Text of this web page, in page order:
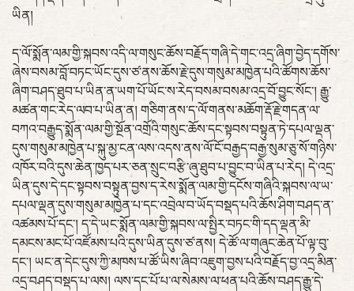
ཡིན།
ད་ལོ་སྨོན་ལམ་གྱི་སྐབས་འདི་ལ་གསུང་ཆོས་བརྗོད་གཞི་དེ་གང་འདྲ་ཞིག་བྱེད་དགོས་
ཞེས་བསམ་བློ་བཏང་ཡོང་དུས་ཙ་ནས་ཆོས་རྗེ་དུས་གསུམ་མཁྱེན་པའི་ཚོགས་ཆོས་
ཞིག་བཤད་ཐུབ་པ་ཡིན་ན་ཡག་པོ་ཡོང་ས་རེད་བསམ་བསམ་འདྲ་བོ་བྱུང་སོང་། རྒྱུ་
མཚན་གང་རེད་ལབ་པ་ཡིན་ན། གཅིག་ནས་ད་ལོ་གནས་མཆོག་རྡོ་རྗེ་གདན་ལ་
བཀའ་བརྒྱུད་སྨོན་ལམ་གྱི་སྔོན་འགྲོའི་གསུང་ཆོས་དང་སྟབས་བསྟུན་ཏེ་དཔལ་ལྡན་
དུས་གསུམ་མཁྱེན་པ་སྐུ་མྱ་ངན་ལས་འདས་ནས་ལོ་ངོ་བརྒྱད་བརྒྱ་སུམ་ཅུ་སོ་གཉིས་
འཁོར་བའི་དུས་ཆེན་ཁྱད་པར་ཅན་སྲུང་བརྩི་ཞུ་ཐུབ་པ་བྱུང་བ་ཡིན་པ་རེད། དེ་འདྲ་
ཡིན་དུས་དེ་དང་སྟབས་བསྟུན་བྱས་ད་རེས་སྨོན་ལམ་གྱི་དངོས་གཞིའི་སྐབས་ལ་ཡ་
དཔལ་ལྡན་དུས་གསུམ་མཁྱེན་པ་དང་འབྲེལ་བ་ཡོད་བསྡད་པའི་ཆོས་ཤིག་བཤད་ན་
འཚམས་པོ་དང་། ད་དེ་ཡང་སྨོན་ལམ་གྱི་སྐབས་ལ་སྤྱིར་བཏང་གི་དད་ལྡན་མི་
དམངས་མང་པོ་འཛོམས་པའི་དུས་ཡིན་དུས་ཙ་ནས། དེ་ཚོ་ལ་གཞུང་ཆེན་པོ་ལྟ་བུ་
དང་། ཡང་ན་དེང་དུས་ཀྱི་མཁས་པ་ཚོ་ཡིས་ཞིབ་འཇུག་བྱས་པའི་བརྗོད་བྱ་འདྲ་མིན་
འདྲ་བཤད་བསྡད་པ་ལས། ལས་དང་པོ་པ་ལ་སེམས་ལ་ཕན་པའི་ཆོས་བཤད་རྒྱུ་དེ་